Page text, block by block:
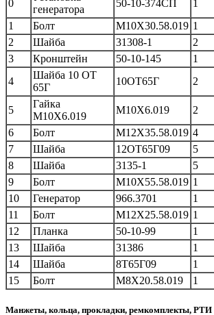
0
генератора
50-10-374СП 1
1
Болт М10Х30.58.019 1
2
Шайба 31308-1 2
3
Кронштейн 50-10-145 1
4
Шайба 10 ОТ
65Г
10ОТ65Г 2
5
Гайка
М10Х6.019
М10Х6.019 2
6
Болт М12Х35.58.019 4
7
Шайба 12ОТ65Г09 5
8
Шайба 3135-1 5
9
Болт М10Х55.58.019 1
10
Генератор 966.3701 1
11
Болт М12Х25.58.019 1
12
Планка 50-10-99 1
13
Шайба 31386 1
14
Шайба 8Т65Г09 1
15
Болт М8Х20.58.019 1
Манжеты, кольца, прокладки, ремкомплекты, РТИ